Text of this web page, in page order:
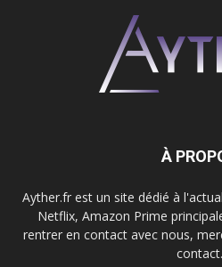
À
Ayther.fr est un site dédié à
Netflix, Amazon Prime
rentrer en contact avec nous,
contact.